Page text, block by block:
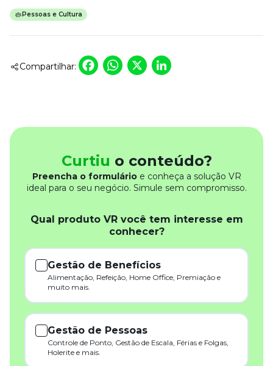
Pessoas e Cultura
Compartilhar: Facebook
WhatsApp
X
Curtiu o conteúdo?
Preencha o formulárioe conheça a solução VR
ideal para o seu negócio. Simule sem compromisso.
Qual produto VR você tem interesse em
conhecer?
Gestão de Benefícios
Alimentação, Refeição, Home Office, Premiação e
muito mais.
Gestão de Pessoas
Controle de Ponto, Gestão de Escala, Férias e Folgas,
Holerite e mais.